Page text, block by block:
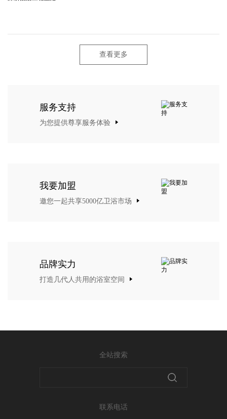
查看更多
服务支持
为您提供尊享服务体验
我要加盟
邀您一起共享5000亿卫浴市场
品牌实力
打造几代人共用的浴室空间
全站搜索
联系电话